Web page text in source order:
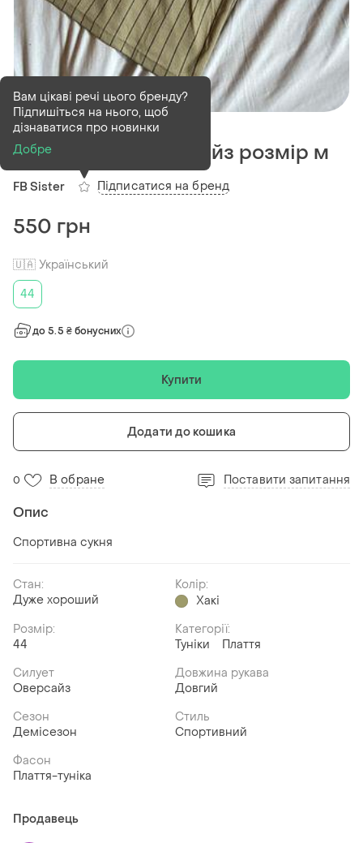
В наявності1 шт
Сукня туніка оверсайз розмір м
FB Sister
Вам цікаві речі цього бренду?
Підпишіться на нього, щоб
дізнаватися про новинки
Добре
Підписатися на бренд
550 грн
🇺🇦 Український
44
до 5.5 ₴ бонусних
Купити
Додати до кошика
0 В обране Поставити запитання
Опис
Спортивна сукня
Стан:
Дуже хороший
Колір:
Хакі
Розмір:
44
Категорії:
Туніки
Плаття
Силует
Оверсайз
Довжина рукава
Довгий
Сезон
Демісезон
Стиль
Спортивний
Фасон
Плаття-туніка
Продавець